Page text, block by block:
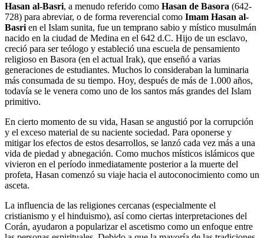
Hasan al-Basri, a menudo referido como Hasan de Basora (642-
728) para abreviar, o de forma reverencial como Imam Hasan al-
Basri en el Islam sunita, fue un temprano sabio y místico musulmán
nacido en la ciudad de Medina en el 642 d.C. Hijo de un esclavo,
creció para ser teólogo y estableció una escuela de pensamiento
religioso en Basora (en el actual Irak), que enseñó a varias
generaciones de estudiantes. Muchos lo consideraban la luminaria
más consumada de su tiempo. Hoy, después de más de 1.000 años,
todavía se le venera como uno de los santos más grandes del Islam
primitivo.
En cierto momento de su vida, Hasan se angustió por la corrupción
y el exceso material de su naciente sociedad. Para oponerse y
mitigar los efectos de estos desarrollos, se lanzó cada vez más a una
vida de piedad y abnegación. Como muchos místicos islámicos que
vivieron en el período inmediatamente posterior a la muerte del
profeta, Hasan comenzó su viaje hacia el autoconocimiento como un
asceta.
La influencia de las religiones cercanas (especialmente el
cristianismo y el hinduismo), así como ciertas interpretaciones del
Corán, ayudaron a popularizar el ascetismo como un enfoque entre